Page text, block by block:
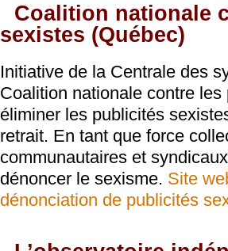
Coalition nationale
sexistes (Québec)
Initiative de la Centrale des
Coalition nationale contre
éliminer les publicités
retrait. En tant que force
communautaires et
dénoncer le sexisme. Site
dénonciation de publicités